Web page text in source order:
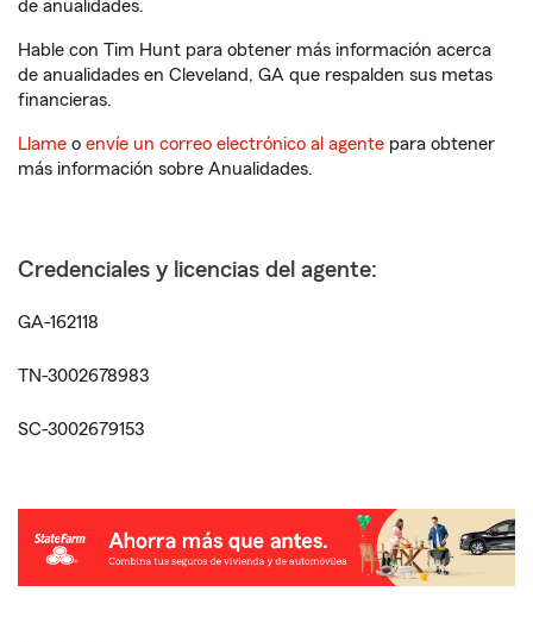
de anualidades.
Hable con Tim Hunt para obtener más información acerca
de anualidades en Cleveland, GA que respalden sus metas
financieras.
Llame o envíe un correo electrónico al agente para obtener
más información sobre Anualidades.
Credenciales y licencias del agente:
GA-162118
TN-3002678983
SC-3002679153